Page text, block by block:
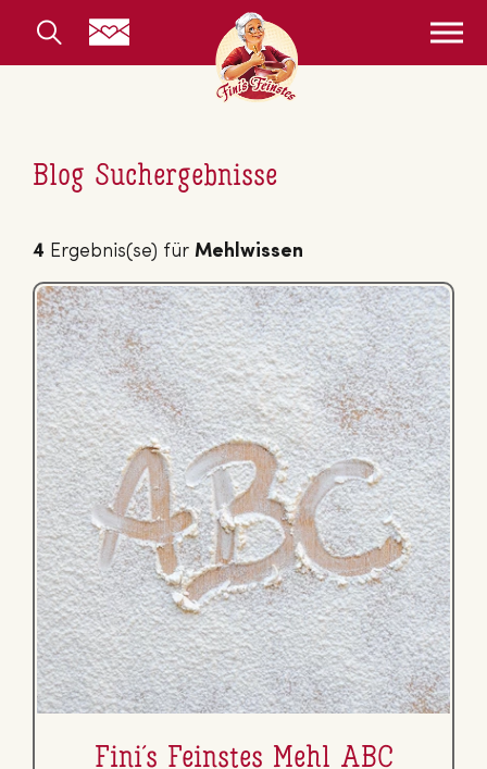
Blog Suchergebnisse
4 Ergebnis(se) für Mehlwissen
Fini´s Feinstes Mehl ABC